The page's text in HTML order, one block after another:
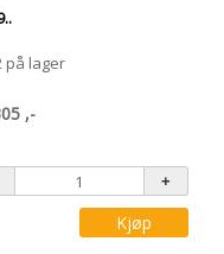
på lager
,-
Kjøp